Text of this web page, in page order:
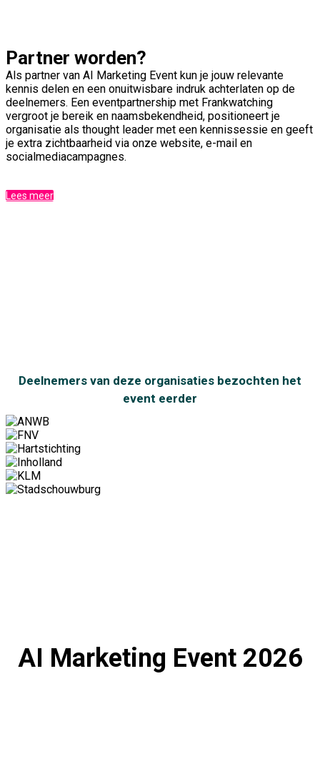
Partner worden?
Als partner van AI Marketing Event kun je jouw relevante
kennis delen en een onuitwisbare indruk achterlaten op de
deelnemers. Een eventpartnership met Frankwatching
vergroot je bereik en naamsbekendheid, positioneert je
organisatie als thought leader met een kennissessie en geeft
je extra zichtbaarheid via onze website, e-mail en
socialmedia­campagnes.
Lees meer
Deelnemers van deze organisaties bezochten het
event eerder
AI Marketing Event 2026